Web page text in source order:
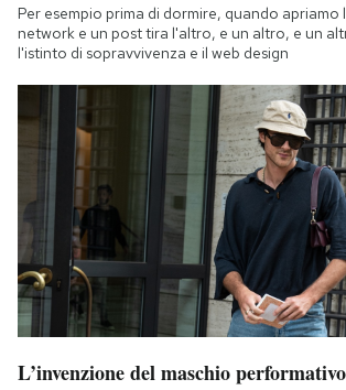
Per esempio prima di dormire, quando apriamo
network e un post tira l'altro, e un altro, e un
l'istinto di sopravvivenza e il web design
L’invenzione del maschio performativo